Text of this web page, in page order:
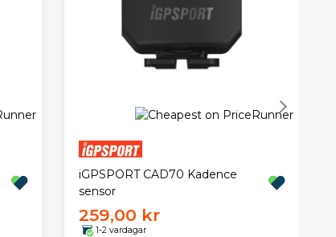
iGPSPORT CAD70 Kadence
sensor
259,00 kr
1-2 vardagar